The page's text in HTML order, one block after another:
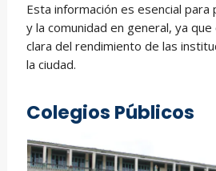
Esta información es esencial
y la comunidad en general, ya
clara del rendimiento de las
la ciudad.
Colegios Públicos